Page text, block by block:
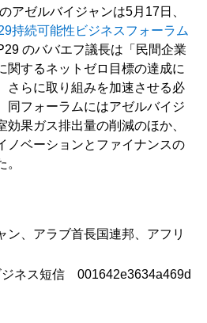
アゼルバイジャンは5月17日、
持続可能性ビジネスフォーラム
のババエフ議長は「民間企業
関するネットゼロ目標の達成に
さらに取り組みを加速させる必
同フォーラムにはアゼルバイジ
効果ガス排出量の削減のほか、
ノベーションとファイナンスの
ン、アラブ首長国連邦、アフリ
ジネス短信 001642e3634a469d